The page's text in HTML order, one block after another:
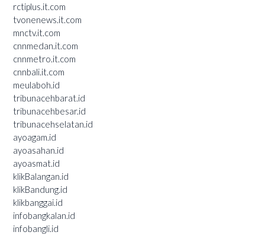
rctiplus.it.com
tvonenews.it.com
mnctv.it.com
cnnmedan.it.com
cnnmetro.it.com
cnnbali.it.com
meulaboh.id
tribunacehbarat.id
tribunacehbesar.id
tribunacehselatan.id
ayoagam.id
ayoasahan.id
ayoasmat.id
klikBalangan.id
klikBandung.id
klikbanggai.id
infobangkalan.id
infobangli.id